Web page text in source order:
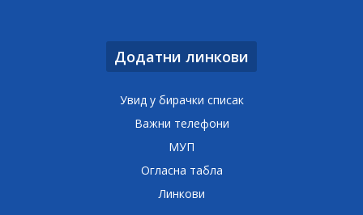
Додатни линкови
Увид у бирачки списак
Важни телефони
МУП
Огласна табла
Линкови